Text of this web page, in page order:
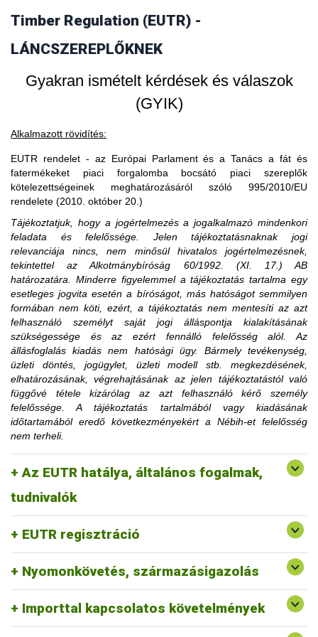
Timber Regulation (EUTR) -
LÁNCSZEREPLŐKNEK
Gyakran ismételt kérdések és válaszok
(GYIK)
Alkalmazott rövidítés:
EUTR rendelet - az Európai Parlament és a Tanács a fát és
fatermékeket piaci forgalomba bocsátó piaci szereplők
kötelezettségeinek meghatározásáról szóló 995/2010/EU
rendelete (2010. október 20.)
Tájékoztatjuk, hogy a jogértelmezés a jogalkalmazó mindenkori
feladata és felelőssége. Jelen tájékoztatásnaknak jogi
relevanciája nincs, nem minősül hivatalos jogértelmezésnek,
tekintettel az Alkotmánybíróság 60/1992. (XI. 17.) AB
határozatára. Minderre figyelemmel a tájékoztatás tartalma egy
esetleges jogvita esetén a bíróságot, más hatóságot semmilyen
formában nem köti, ezért, a tájékoztatás nem mentesíti az azt
felhasználó személyt saját jogi álláspontja kialakításának
szükségessége és az ezért fennálló felelősség alól. Az
állásfoglalás kiadás nem hatósági ügy. Bármely tevékenység,
üzleti döntés, jogügylet, üzleti modell stb. megkezdésének,
elhatározásának, végrehajtásának az jelen tájékoztatástól való
függővé tétele kizárólag az azt felhasználó kérő személy
felelőssége. A tájékoztatás tartalmából vagy kiadásának
időtartamából eredő következményekért a Nébih-et felelősség
nem terheli.
Az EUTR hatálya, általános fogalmak,
tudnivalók
EUTR regisztráció
Nyomonkövetés, származásigazolás
Importtal kapcsolatos követelmények
3. Amennyiben egy piaci szereplő EU-s
partnertől vásárol, akkor is importál?
vásárol faterméket, akkor fogalmilag kizárt, hogy a
faterméket vásárló uniós gazdasági szereplő piaci szereplő
legyen, ő csak kereskedőnek minősülhet.
1. Mennyi idő múlva kerülhetek le a
honlapon közzétett jogsértések listájáról?
A közzétételtől számított ötödik év leteltekor. A tevékenység
korlátozásra utaló határozati részt hamarabb is el lehet
távolítani, amennyiben az ügyfél igazolja, hogy a korlátozás
megszüntetéséhez szükséges feltételt teljesítette.
Az érintett faanyag kereskedelmi lánchoz tartozó
tevékenységének felfüggesztése vagy tiltása, a
felfüggesztés vagy a tiltás fennállásáig szerepel a
honlapon.
kérelemmel?
Erre a vonatkozó jogszabályi környezet alapján nincs
lehetőség.